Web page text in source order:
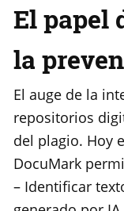
El papel
la
El auge de la
repositorios
del plagio. Hoy
DocuMark
– Identificar